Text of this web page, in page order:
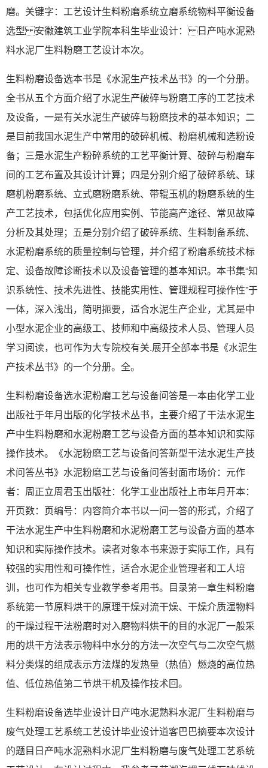
磨。关键字：工艺设计生料粉磨系统立磨系统物料平衡设备
选型 安徽建筑工业学院本科生毕业设计： 日产吨水泥熟
料水泥厂生料粉磨工艺设计本次。
生料粉磨设备选本书是《水泥生产技术丛书》的一个分册。
全书从五个方面介绍了水泥生产破碎与粉磨工序的工艺技术
及设备，一是有关水泥生产破碎与粉磨技术的基本知识；二
是目前我国水泥生产中常用的破碎机械、粉磨机械和选粉设
备；三是水泥生产粉碎系统的工艺平衡计算、破碎与粉磨车
间的工艺布置及其设计计算；四是分别介绍了破碎系统、球
磨机粉磨系统、立式磨粉磨系统、带辊玉机的粉磨系统的生
产工艺技术，包括优化应用实例、节能高产途径、常见故障
分析及其处理；五是分别介绍了破碎系统、生料制备系统、
水泥粉磨系统的质量控制与管理，并介绍了粉磨系统技术标
定、设备故障诊断技术以及设备管理的基本知识。本书集“知
识系统性、技术先进性、技能实用性、管理规程可操作性”于
一体，深入浅出，简明扼要，适合水泥生产企业，尤其是中
小型水泥企业的高级工、技师和中高级技术人员、管理人员
学习阅读，也可作为大专院校有关.展开全部本书是《水泥生
产技术丛书》的一个分册。全。
生料粉磨设备选水泥粉磨工艺与设备问答是一本由化学工业
出版社于年月出版的化学技术丛书，主要介绍了干法水泥生
产中生料粉磨和水泥粉磨工艺与设备方面的基本知识和实际
操作技术。《水泥粉磨工艺与设备问答新型干法水泥生产技
术问答丛书》水泥粉磨工艺与设备问答封面市场价：元作
者：周正立周君玉出版社：化学工业出版社上市年月开本：
开页数：页编号：内容简介本书以一问一答的形式，介绍了
干法水泥生产中生料粉磨和水泥粉磨工艺与设备方面的基本
知识和实际操作技术。读者对象本书来源于实际工作，具有
较强的实用性和可操作性，适合水泥企业管理者和工人培
训，也可作为相关专业教学参考用书。目录第一章生料粉磨
系统第一节原料烘干的原理干燥对流干燥、干燥介质湿物料
的干燥过程干法粉磨时对入磨物料烘干的目的水泥厂一般采
用的烘干方法表示物料中水分的方法一次空气与二次空气燃
料分类煤的组成表示方法煤的发热量（热值）燃烧的高位热
值、低位热值第二节烘干机及操作技术回。
生料粉磨设备选毕业设计日产吨水泥熟料水泥厂生料粉磨与
废气处理工艺系统工艺设计毕业设计道客巴巴摘要本次设计
的题目日产吨水泥熟料水泥厂生料粉磨与废气处理工艺系统